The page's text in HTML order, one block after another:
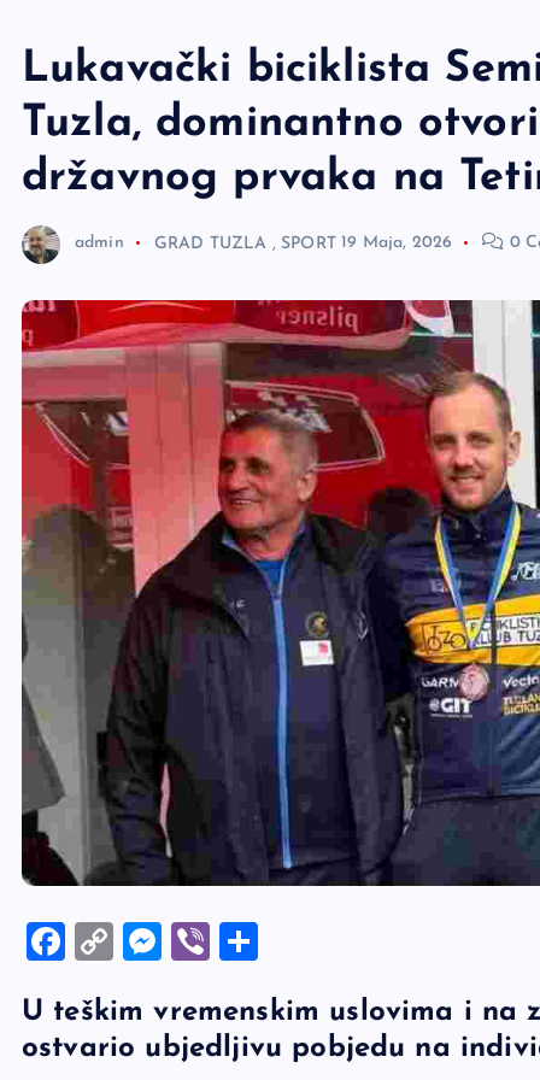
Lukavački biciklista
Tuzla, dominantno
državnog prvaka na
admin GRAD TUZLA , SPORT 19 Maja, 2026 0
F
c
e
C
p
y
M
se
n
Vi
er ar
e
U teškim vremenskim uslovima i na
ostvario ubjedljivu pobjedu na